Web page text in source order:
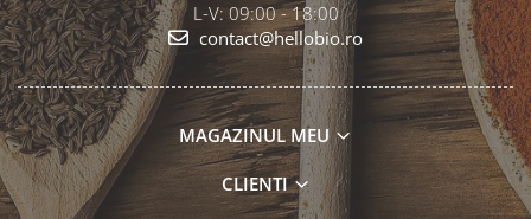
L-V: 09:00 - 18:00
contact@hellobio.ro
MAGAZINUL MEU
CLIENTI